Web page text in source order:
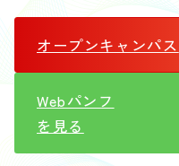
オープンキャンパス
Webパンフ
を見る